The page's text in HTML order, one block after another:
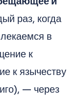
раз, когда
в
к
к язычеству
— через